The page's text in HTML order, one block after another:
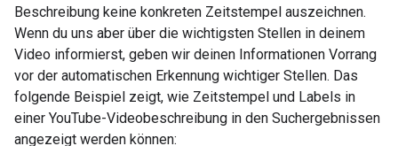
Beschreibung keine konkreten Zeitstempel auszeichnen.
Wenn du uns aber über die wichtigsten Stellen in deinem
Video informierst, geben wir deinen Informationen Vorrang
vor der automatischen Erkennung wichtiger Stellen. Das
folgende Beispiel zeigt, wie Zeitstempel und Labels in
einer YouTube-Videobeschreibung in den Suchergebnissen
angezeigt werden können: